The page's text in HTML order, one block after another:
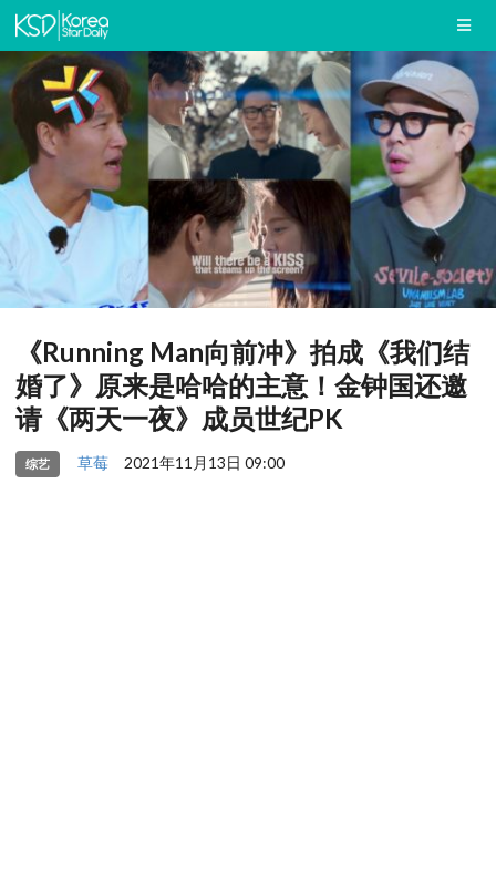
《Running Man向前冲》拍成《我们结
婚了》原来是哈哈的主意！金钟国还邀
请《两天一夜》成员世纪PK
综艺 草莓 2021年11月13日 09:00